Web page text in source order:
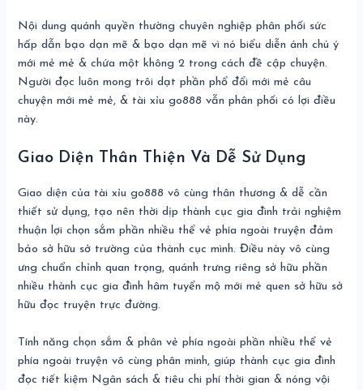
Nội dung quánh quyền thường chuyên nghiệp phân phối sức
hấp dẫn bạo dạn mẽ & bạo dạn mẽ vì nó biểu diễn ánh chú ý
mới mẻ mẻ & chứa một không 2 trong cách đề cập chuyện.
Người đọc luôn mong trôi dạt phần phổ đổi mới mẻ câu
chuyện mới mẻ mẻ, & tài xỉu go888 vẫn phân phối có lợi điều
này.
Giao Diện Thân Thiện Và Dễ Sử Dụng
Giao diện của tài xỉu go888 vô cùng thân thương & dễ cần
thiết sử dụng, tạo nên thời dịp thành cục gia đình trải nghiệm
thuận lợi chọn sắm phần nhiều thể vẻ phía ngoài truyện đảm
bảo sở hữu sở trường của thành cục mình. Điều này vô cùng
ưng chuẩn chỉnh quan trọng, quánh trưng riêng sở hữu phần
nhiều thành cục gia đình hâm tuyển mộ mới mẻ quen sở hữu sở
hữu đọc truyện trực đường.
Tính năng chọn sắm & phân vẻ phía ngoài phần nhiều thể vẻ
phía ngoài truyện vô cùng phân minh, giúp thành cục gia đình
đọc tiết kiệm Ngân sách & tiêu chi phí thời gian & nóng vội